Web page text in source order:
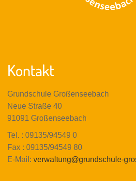
Kontakt
Grundschule Großenseebach
Neue Straße 40
91091 Großenseebach
Tel. : 09135/94549 0
Fax : 09135/94549 80
E-Mail: verwaltung@grundschule-